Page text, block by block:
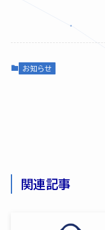
お知らせ
関連記事